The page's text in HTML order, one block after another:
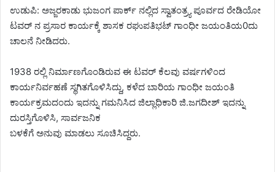
ಉಡುಪಿ: ಅಜ್ಜರಕಾಡು ಭುಜಂಗ ಪಾರ್ಕ್ ನಲ್ಲಿದ ಸ್ವಾತಂತ್ರ್ಯ ಪೂರ್ವದ ರೇಡಿಯೋ
ಟವರ್ ನ ಪ್ರಸಾರ ಕಾರ್ಯಕ್ಕೆ ಶಾಸಕ ರಘುಪತಿಭಟ್ ಗಾಂಧೀ ಜಯಂತಿಯ0ದು
ಚಾಲನೆ ನೀಡಿದರು.
1938 ರಲ್ಲಿ ನಿರ್ಮಾಣಗೊಂಡಿರುವ ಈ ಟವರ್ ಕೆಲವು ವರ್ಷಗಳಿಂದ
ಕಾರ್ಯನಿರ್ವಹಣೆ ಸ್ಥಗಿತಗೊಳಿಸಿದ್ದು, ಕಳೆದ ಬಾರಿಯ ಗಾಂಧೀ ಜಯಂತಿ
ಕಾರ್ಯಕ್ರಮದಂದು ಇದನ್ನು ಗಮನಿಸಿದ ಜಿಲ್ಲಾಧಿಕಾರಿ ಜಿ.ಜಗದೀಶ್ ಇದನ್ನು
ದುರಸ್ತಿಗೊಳಿಸಿ, ಸಾರ್ವಜನಿಕ
ಬಳಕೆಗೆ ಅನುವು ಮಾಡಲು ಸೂಚಿಸಿದ್ದರು.